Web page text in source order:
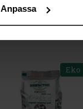
Anpassa
Köp
Eko